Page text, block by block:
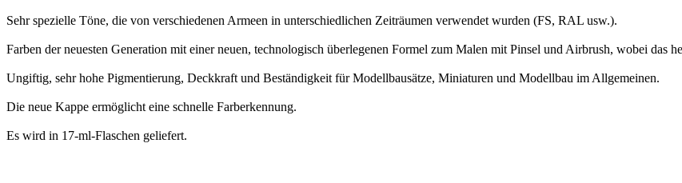
Sehr spezielle Töne, die von verschiedenen Armeen in unterschiedlichen Zeiträumen verwendet wurden (FS, RAL usw.).
Farben der neuesten Generation mit einer neuen, technologisch überlegenen Formel zum Malen mit Pinsel und Airbrush, wobei das
Ungiftig, sehr hohe Pigmentierung, Deckkraft und Beständigkeit für Modellbausätze, Miniaturen und Modellbau im Allgemeinen.
Die neue Kappe ermöglicht eine schnelle Farberkennung.
Es wird in 17-ml-Flaschen geliefert.